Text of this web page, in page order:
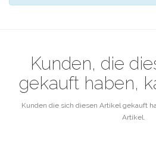
Kunden, die
gekauft haben,
Kunden die sich diesen Artikel gekauft
Artikel.